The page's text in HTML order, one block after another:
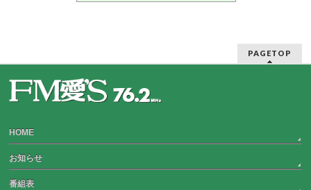
PAGETOP
HOME
お知らせ
番組表